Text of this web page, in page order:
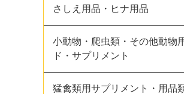
さしえ用品・ヒナ用品
小動物・爬虫類・その他動物
ド・サプリメント
猛禽類用サプリメント・用品